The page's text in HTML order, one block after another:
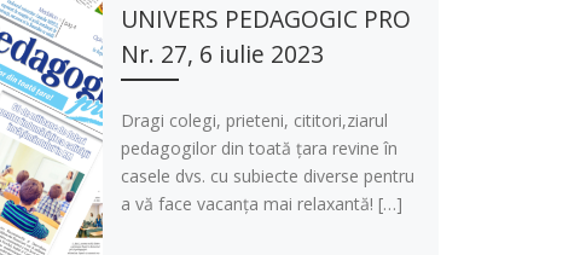
UNIVERS PEDAGOGIC PRO
Nr. 27, 6 iulie 2023
Dragi colegi, prieteni, cititori,ziarul
pedagogilor din toată țara revine în
casele dvs. cu subiecte diverse pentru
a vă face vacanța mai relaxantă! […]